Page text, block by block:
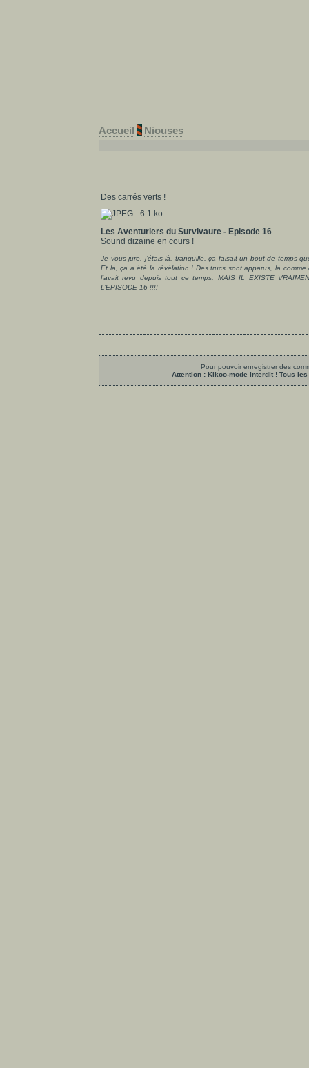
Accueil Niouses
Des carrés verts !
Les Aventuriers du Survivaure - Episode 16
Sound dizaïne en cours !
Je vous jure, j’étais là, tranquille, ça faisait un bout de temps
Et là, ça a été la révélation ! Des trucs sont apparus, là
l’avait revu depuis tout ce temps. MAIS IL EXISTE
L’EPISODE 16 !!!!
Pour pouvoir enregistrer des
Attention : Kikoo-mode interdit ! Tous